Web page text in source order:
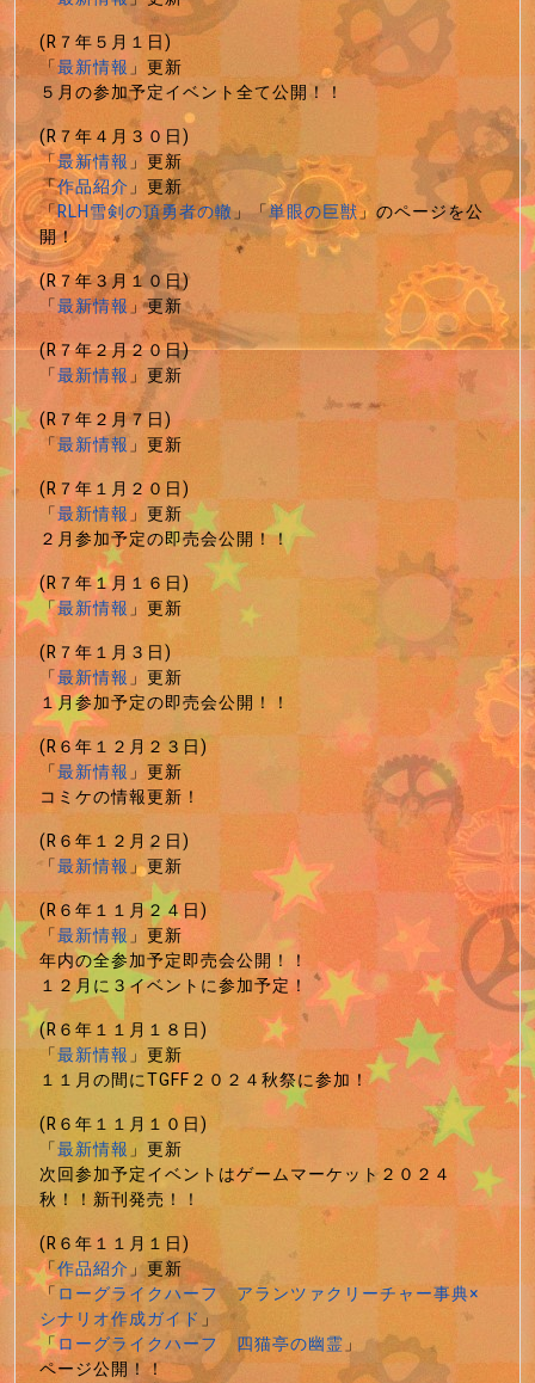
(R７年５月１日)
「最新情報」更新
５月の参加予定イベント全て公開！！
(R７年４月３０日)
「最新情報」更新
「作品紹介」更新
「RLH雪剣の頂勇者の轍」「単眼の巨獣」のページを公
開！
(R７年３月１０日)
「最新情報」更新
(R７年２月２０日)
「最新情報」更新
(R７年２月７日)
「最新情報」更新
(R７年１月２０日)
「最新情報」更新
２月参加予定の即売会公開！！
(R７年１月１６日)
「最新情報」更新
(R７年１月３日)
「最新情報」更新
１月参加予定の即売会公開！！
(R６年１２月２３日)
「最新情報」更新
コミケの情報更新！
(R６年１２月２日)
「最新情報」更新
(R６年１１月２４日)
「最新情報」更新
年内の全参加予定即売会公開！！
１２月に３イベントに参加予定！
(R６年１１月１８日)
「最新情報」更新
１１月の間にTGFF２０２４秋祭に参加！
(R６年１１月１０日)
「最新情報」更新
次回参加予定イベントはゲームマーケット２０２４
秋！！新刊発売！！
(R６年１１月１日)
「作品紹介」更新
「ローグライクハーフ アランツァクリーチャー事典×
シナリオ作成ガイド」
「ローグライクハーフ 四猫亭の幽霊」
ページ公開！！